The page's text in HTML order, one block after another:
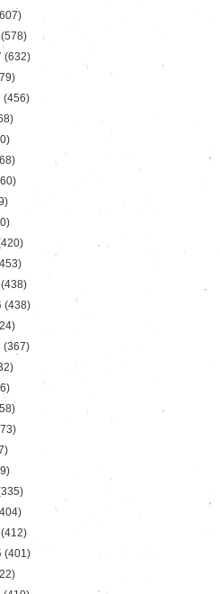
(578)
(632)
(456)
(438)
(438)
(367)
(412)
(401)